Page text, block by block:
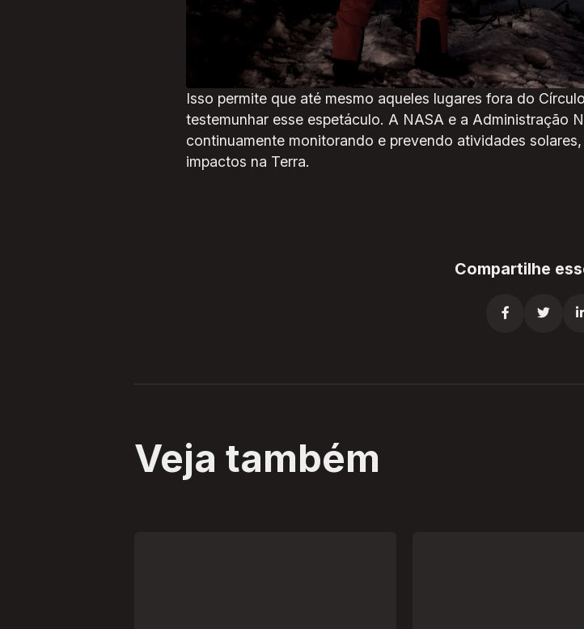
liberam energia na forma de luz, criando os núcleos
Além das belezas naturais, as tempestades solares, à
frequência e a intensidade das auroras, tornando-as
Isso permite que até mesmo aqueles lugares fora do
testemunhar esse espetáculo. A NASA e a Administração
continuamente monitorando e prevendo atividades
impactos na Terra.
Compartilhe
 
Veja também